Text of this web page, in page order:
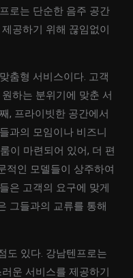
로는 단순한 음주 공간
공하기 위해 끊임없이
춤형 서비스이다. 고객
하는 분위기에 맞춘 서
, 프라이빗한 공간에서
과의 모임이나 비즈니
이 마련되어 있어, 더 편
적인 모델들이 상주하여
은 고객의 요구에 맞게
그들과의 교류를 통해
도 있다. 강남텐프로는
운 서비스를 제공하기